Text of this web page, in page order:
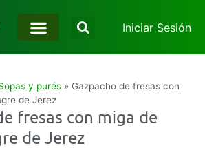
Iniciar Sesión
y purés » Gazpacho de fresas con
de Jerez
fresas con miga de
de Jerez